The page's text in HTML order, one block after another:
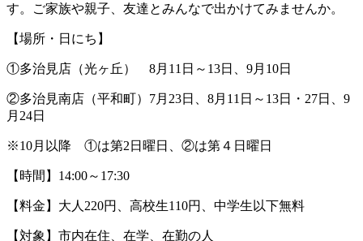
す。ご家族や親子、友達とみんなで出かけてみませんか。
【場所・日にち】
①多治見店（光ヶ丘） 8月11日～13日、9月10日
②多治見南店（平和町）7月23日、8月11日～13日・27日、9
月24日
※10月以降 ①は第2日曜日、②は第４日曜日
【時間】14:00～17:30
【料金】大人220円、高校生110円、中学生以下無料
【対象】市内在住、在学、在勤の人